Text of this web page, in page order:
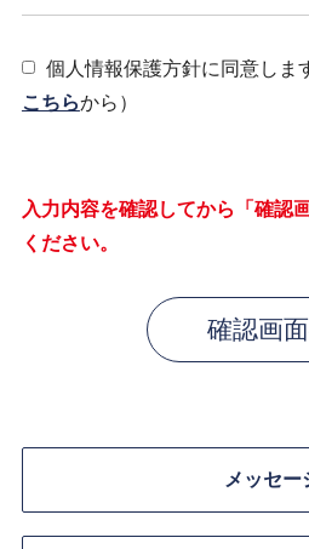
個人情報保護方針に同意しま
こちらから）
入力内容を確認してから「確認
ください。
メッセー